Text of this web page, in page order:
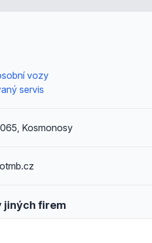
vozy
servis
Kosmonosy
jiných firem